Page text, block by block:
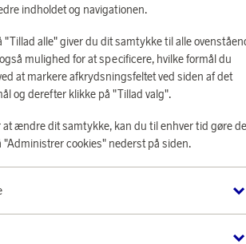
indholdet og navigationen.
"Tillad alle" giver du dit samtykke til alle
mulighed for at specificere, hvilke formål du
at markere afkrydsningsfeltet ved siden af det
og derefter klikke på "Tillad valg".
at ændre dit samtykke, kan du til enhver tid gøre
"Administrer cookies" nederst på siden.
295, 2., 2605 Brøndby).
Loyalty Solutions ApS. Alle rettigheder
forbeholdes.